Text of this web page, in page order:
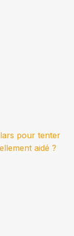
pour tenter
aidé ?